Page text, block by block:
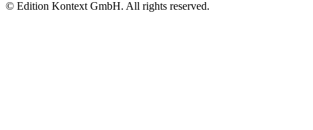
© Edition Kontext GmbH. All rights reserved.